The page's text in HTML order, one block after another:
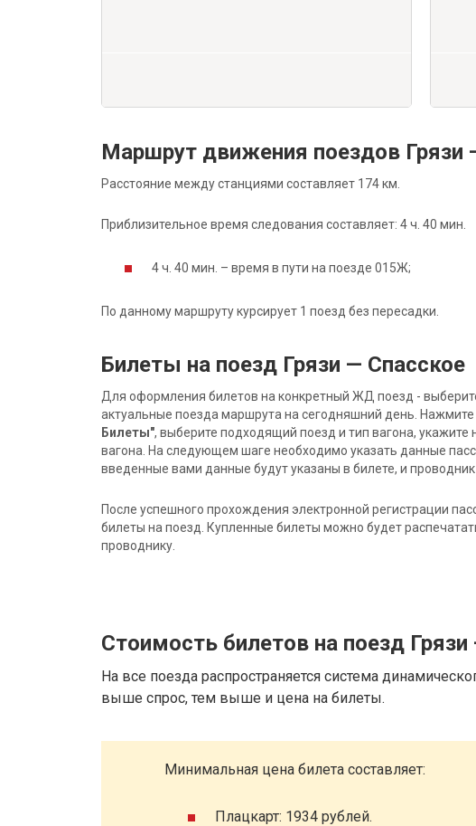
Маршрут движения поездов Грязи
Расстояние между станциями составляет 174 км.
Приблизительное время следования составляет: 4 ч. 40 мин.
4 ч. 40 мин. – время в пути на поезде 015Ж;
По данному маршруту курсирует 1 поезд без пересадки.
Билеты на поезд Грязи — Спасское
Для оформления билетов на конкретный ЖД поезд -
актуальные поезда маршрута на сегодняшний день. Нажмите
Билеты", выберите подходящий поезд и тип вагона,
вагона. На следующем шаге необходимо указать данные
введенные вами данные будут указаны в билете, и
После успешного прохождения электронной регистрации
билеты на поезд. Купленные билеты можно будет
проводнику.
Стоимость билетов на поезд
На все поезда распространяется система
выше спрос, тем выше и цена на билеты.
Минимальная цена билета составляет:
Плацкарт: 1934 рублей.